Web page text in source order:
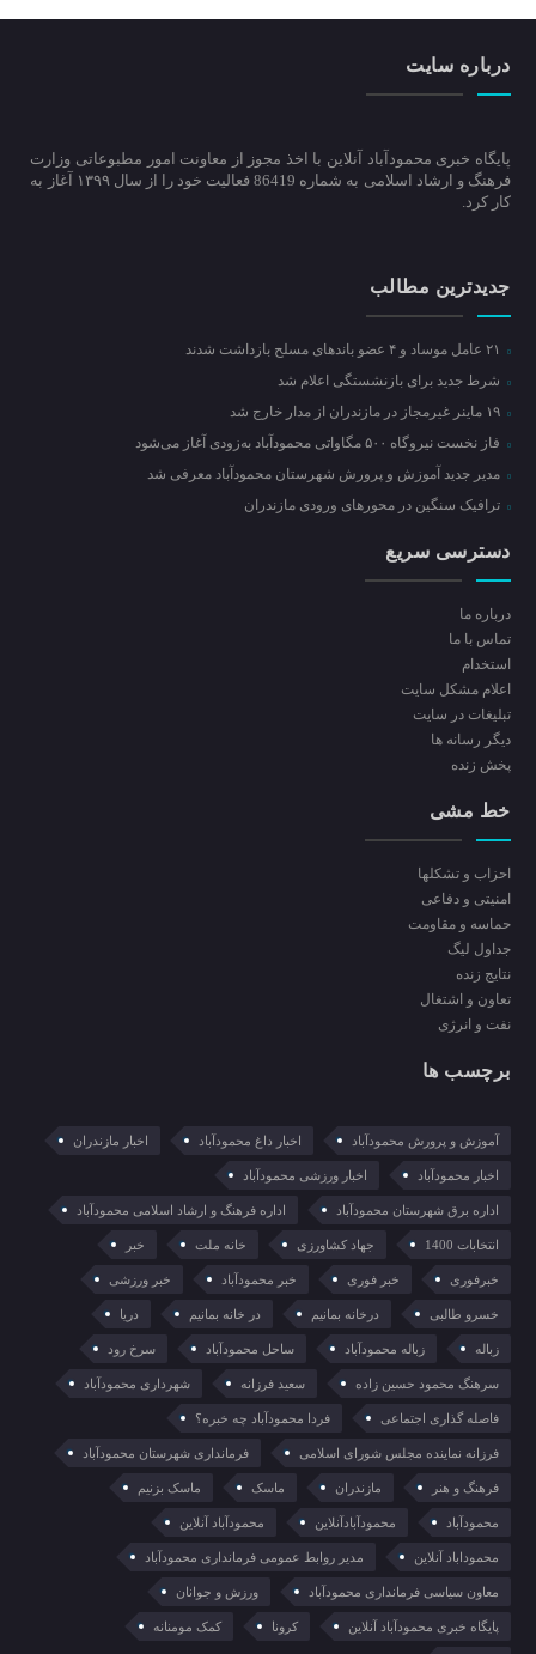
درباره سایت
پایگاه خبری محمودآباد آنلاین با اخذ مجوز از معاونت امور مطبوعاتی وزارت
فرهنگ و ارشاد اسلامی به شماره 86419 فعالیت خود را از سال ۱۳۹۹ آغاز به
کار کرد.
جدیدترین مطالب
شرط جدید برای بازنشستگی اعلام شد
۱۹ ماینر غیرمجاز در مازندران از مدار خارج شد
فاز نخست نیروگاه ۵۰۰ مگاواتی محمودآباد به‌زودی آغاز می‌شود
مدیر جدید آموزش و پرورش شهرستان محمودآباد معرفی شد
ترافیک سنگین در محور‌های ورودی مازندران
دسترسی سریع
درباره ما
تماس با ما
استخدام
اعلام مشکل سایت
تبلیغات در سایت
ديگر رسانه ها
پخش زنده
خط مشی
احزاب و تشکلها
امنیتی و دفاعی
حماسه و مقاومت
جداول لیگ
نتایج زنده
تعاون و اشتغال
نفت و انرژی
برچسب ها
آموزش و پرورش محمودآباد اخبار داغ محمودآباد اخبار مازندران
اخبار محمودآباد اخبار ورزشی محمودآباد
اداره برق شهرستان محمودآباد اداره فرهنگ و ارشاد اسلامی محمودآباد
انتخابات 1400 جهاد کشاورزی خانه ملت خبر
خبرفوری خبر فوری خبر محمودآباد خبر ورزشی
خسرو طالبی درخانه بمانیم در خانه بمانیم دریا
زباله زباله محمودآباد ساحل محمودآباد سرخ رود
سرهنگ محمود حسین زاده سعید فرزانه شهرداری محمودآباد
فاصله گذاری اجتماعی فردا محمودآباد چه خبره؟
فرزانه نماینده مجلس شورای اسلامی فرمانداری شهرستان محمودآباد
فرهنگ و هنر مازندران ماسک ماسک بزنیم
محمودآباد محمودآبادآنلاین محمودآباد آنلاین
محموداباد آنلاین مدیر روابط عمومی فرمانداری محمودآباد
معاون سیاسی فرمانداری محمودآباد ورزش و جوانان
پایگاه خبری محمودآباد آنلاین کرونا کمک مومنانه